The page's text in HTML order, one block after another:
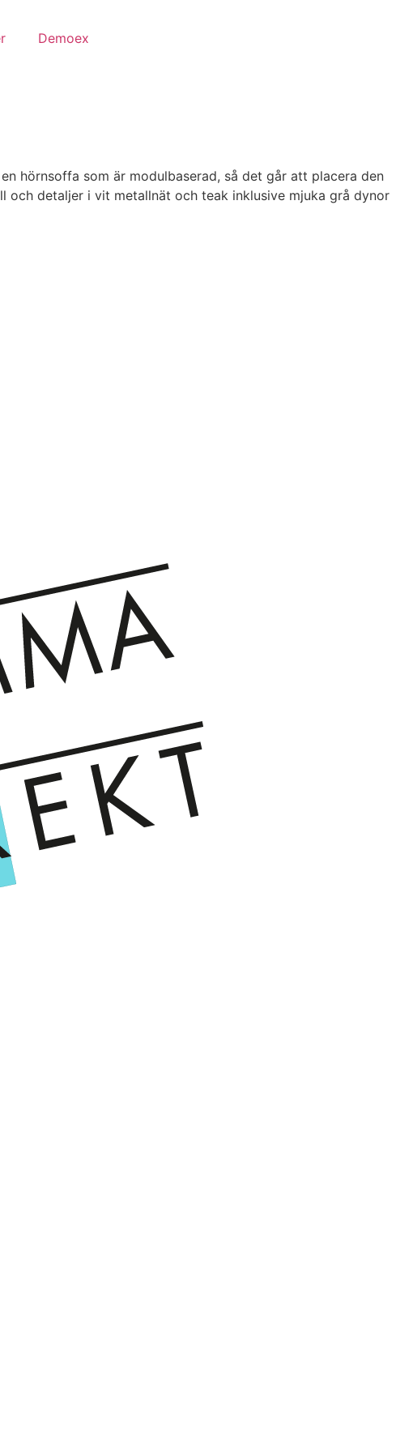
Demoex
hörnsoffa som är modulbaserad, så det går att placera den
detaljer i vit metallnät och teak inklusive mjuka grå dynor